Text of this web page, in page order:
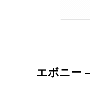
エボニー